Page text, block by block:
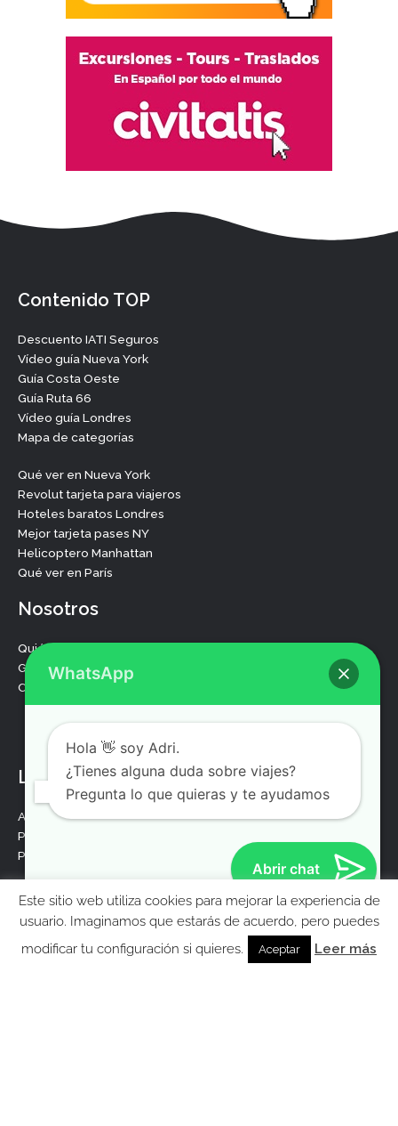
Ebook gratis para preparar tu viaje a Londres
Contenido TOP
Descuento IATI Seguros
Vídeo guía Nueva York
Guía Costa Oeste
Guía Ruta 66
Vídeo guía Londres
Mapa de categorías
Qué ver en Nueva York
Revolut tarjeta para viajeros
Hoteles baratos Londres
Mejor tarjeta pases NY
Helicoptero Manhattan
Qué ver en París
Nosotros
Quiénes somos
Guías de viaje
Contacta con nosotros
e
o
T
w
i
t
t
Y
o
u
t
u
I
n
s
t
a
Legal
Aviso legal
Política de privacidad
Politica de cookies
Este sitio web utiliza cookies para mejorar la experiencia de
usuario. Imaginamos que estarás de acuerdo, pero puedes
modificar tu configuración si quieres.
Aceptar Leer más
WhatsApp
Hola 👋 soy Adri.
¿Tienes alguna duda sobre viajes?
Pregunta lo que quieras y te ayudamos
Abrir chat
MolaViajar